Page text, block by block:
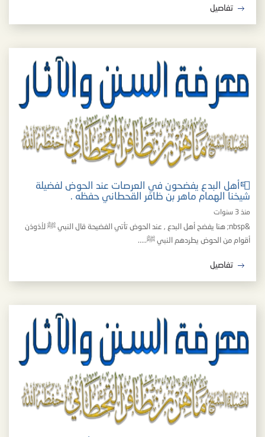
تفاصيل
📮أهل البدع يفضحون في العرصات عند الحوض لفضيلة
شيخنا الهمام ماهر بن ظافر القحطاني حفظه .
منذ 3 سنوات
&nbsp; هنا يفضح أهل البدع , عند الحوض تأتي الفضيحة قال النبي ﷺ لأذوذن
أقوام من الحوض يطردهم النبي ﷺ.....
تفاصيل